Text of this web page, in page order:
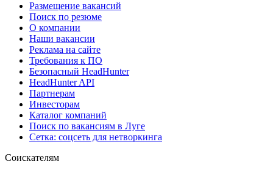
Размещение вакансий
Поиск по резюме
О компании
Наши вакансии
Реклама на сайте
Требования к ПО
Безопасный HeadHunter
HeadHunter API
Партнерам
Инвесторам
Каталог компаний
Поиск по вакансиям в Луге
Сетка: соцсеть для нетворкинга
Соискателям